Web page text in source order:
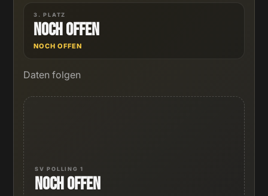
3. PLATZ
Noch offen
NOCH OFFEN
Daten folgen
SV POLLING 1
Noch offen